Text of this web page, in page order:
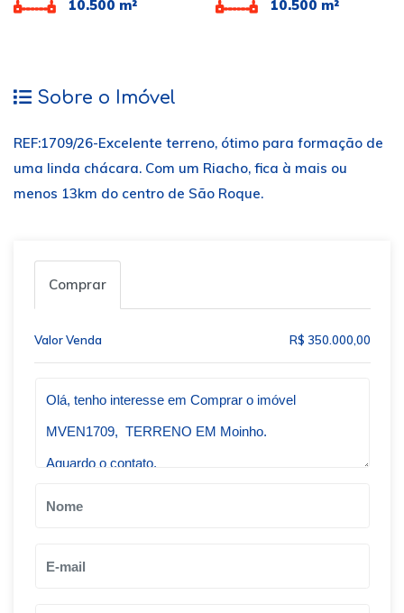
10.500 m² 10.500 m²
Sobre o Imóvel
REF:1709/26-Excelente terreno, ótimo para formação de
uma linda chácara. Com um Riacho, fica à mais ou
menos 13km do centro de São Roque.
Comprar
Valor Venda R$ 350.000,00